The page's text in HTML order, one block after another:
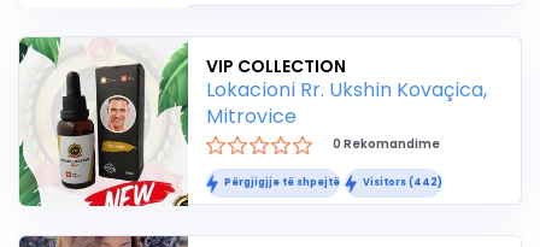
VIP COLLECTION
Lokacioni Rr. Ukshin Kovaçica,
Mitrovice
0 Rekomandime
Përgjigjje të shpejtë Visitors (442)